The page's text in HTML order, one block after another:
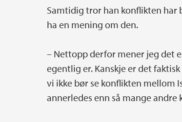
Samtidig tror han konflikten har
ha en mening om den.
– Nettopp derfor mener jeg det
egentlig er. Kanskje er det
vi ikke bør se konflikten mellom
annerledes enn så mange andre